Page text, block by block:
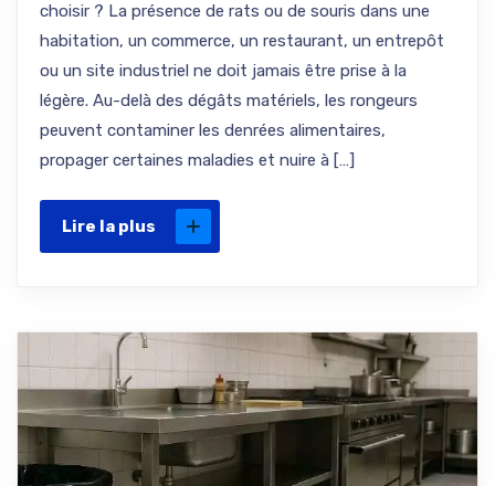
choisir ? La présence de rats ou de souris dans une
habitation, un commerce, un restaurant, un entrepôt
ou un site industriel ne doit jamais être prise à la
légère. Au-delà des dégâts matériels, les rongeurs
peuvent contaminer les denrées alimentaires,
propager certaines maladies et nuire à […]
Lire la plus